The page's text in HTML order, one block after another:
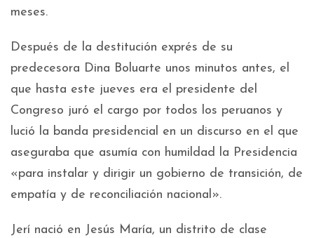
meses.
Después de la destitución exprés de su
predecesora Dina Boluarte unos minutos antes, el
que hasta este jueves era el presidente del
Congreso juró el cargo por todos los peruanos y
lució la banda presidencial en un discurso en el que
aseguraba que asumía con humildad la Presidencia
«para instalar y dirigir un gobierno de transición, de
empatía y de reconciliación nacional».
Jerí nació en Jesús María, un distrito de clase